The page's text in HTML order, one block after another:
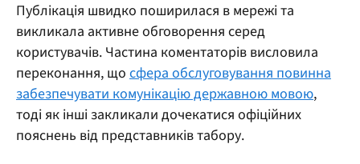
Публікація швидко поширилася в мережі та
викликала активне обговорення серед
користувачів. Частина коментаторів висловила
переконання, що сфера обслуговування повинна
забезпечувати комунікацію державною мовою,
тоді як інші закликали дочекатися офіційних
пояснень від представників табору.